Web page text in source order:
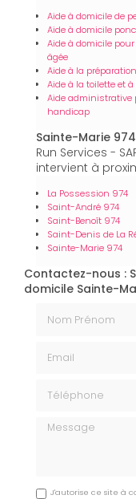
Aide à domicile de
Aide à domicile
Aide à domicile
âgée
Aide à la
Aide à la toilette et
Aide administrative
handicap
Sainte-Marie 974
Run Services -
intervient à
La Possession 974
Saint-André 974
Saint-Benoît 974
Saint-Denis de La
Sainte-Marie 974
Contactez-nous :
domicile Sainte-
Message
J'autorise ce site à